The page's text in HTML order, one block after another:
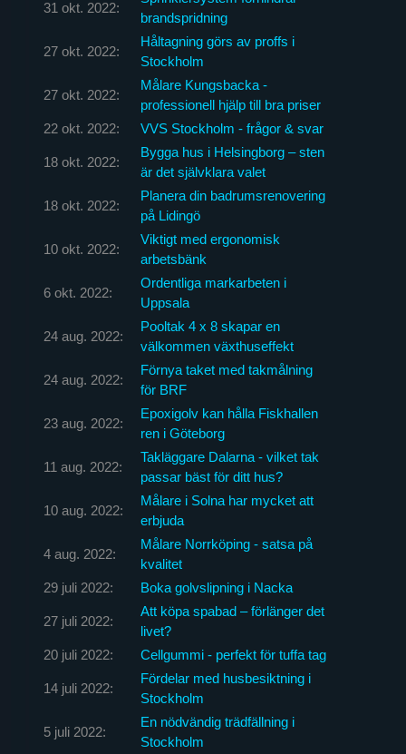
31 okt. 2022:
brandspridning
27 okt. 2022:
Håltagning görs av proffs i
Stockholm
27 okt. 2022:
Målare Kungsbacka -
professionell hjälp till bra priser
22 okt. 2022:
VVS Stockholm - frågor & svar
18 okt. 2022:
Bygga hus i Helsingborg – sten
är det självklara valet
18 okt. 2022:
Planera din badrumsrenovering
på Lidingö
10 okt. 2022:
Viktigt med ergonomisk
arbetsbänk
6 okt. 2022:
Ordentliga markarbeten i
Uppsala
24 aug. 2022:
Pooltak 4 x 8 skapar en
välkommen växthuseffekt
24 aug. 2022:
Förnya taket med takmålning
för BRF
23 aug. 2022:
Epoxigolv kan hålla Fiskhallen
ren i Göteborg
11 aug. 2022:
Takläggare Dalarna - vilket tak
passar bäst för ditt hus?
10 aug. 2022:
Målare i Solna har mycket att
erbjuda
4 aug. 2022:
Målare Norrköping - satsa på
kvalitet
29 juli 2022:
Boka golvslipning i Nacka
27 juli 2022:
Att köpa spabad – förlänger det
livet?
20 juli 2022:
Cellgummi - perfekt för tuffa tag
14 juli 2022:
Fördelar med husbesiktning i
Stockholm
5 juli 2022:
En nödvändig trädfällning i
Stockholm